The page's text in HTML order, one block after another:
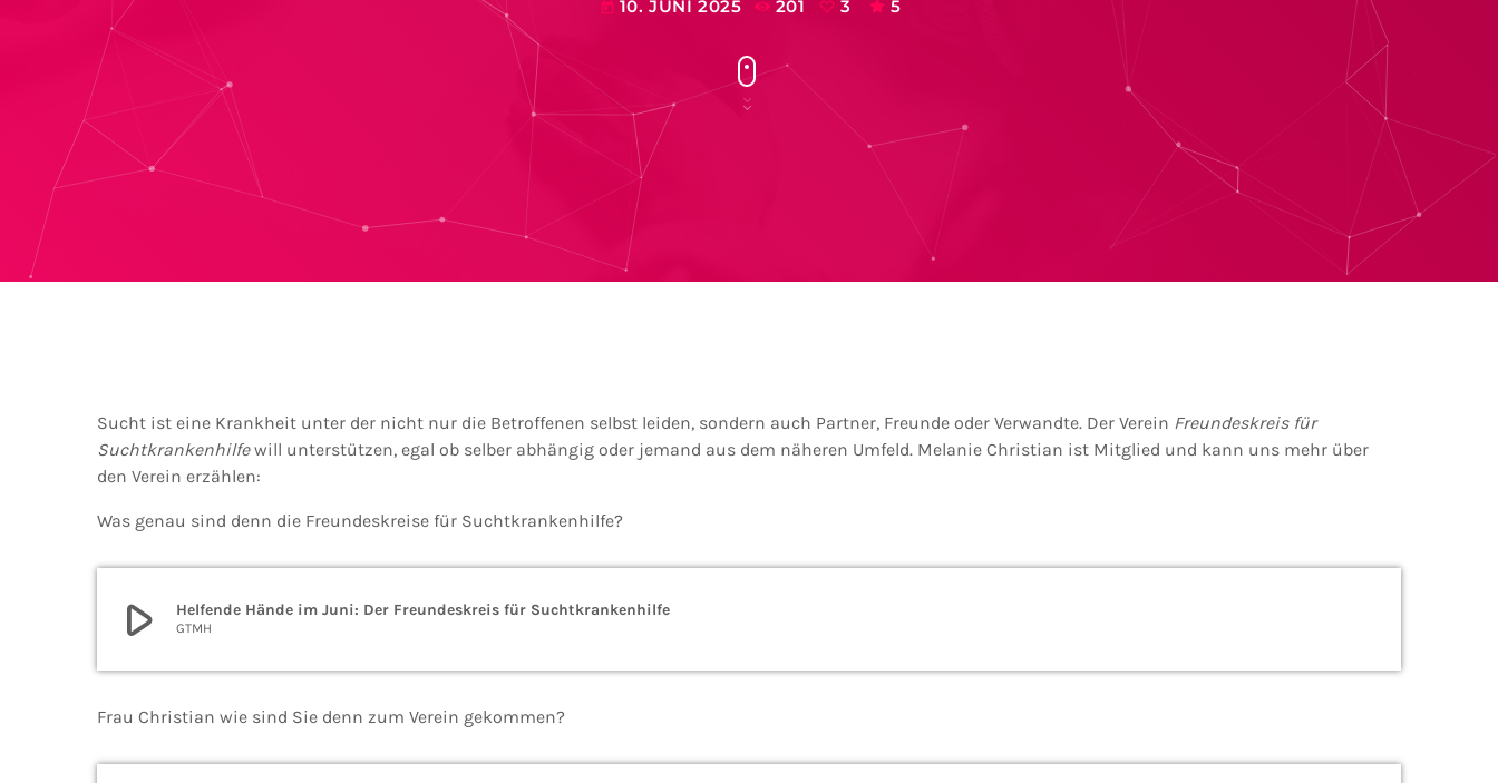
today 10. JUNI 2025 201 3 5
Sucht ist eine Krankheit unter der nicht nur die Betroffenen selbst leiden, sondern auch Partner, Freunde oder Verwandte. Der Verein Freundeskreis für
Suchtkrankenhilfewill unterstützen, egal ob selber abhängig oder jemand aus dem näheren Umfeld. Melanie Christian ist Mitglied und kann uns mehr über
den Verein erzählen:
Was genau sind denn die Freundeskreise für Suchtkrankenhilfe?
play_arrow Helfende Hände im Juni: Der Freundeskreis für Suchtkrankenhilfe
GTMH
Frau Christian wie sind Sie denn zum Verein gekommen?